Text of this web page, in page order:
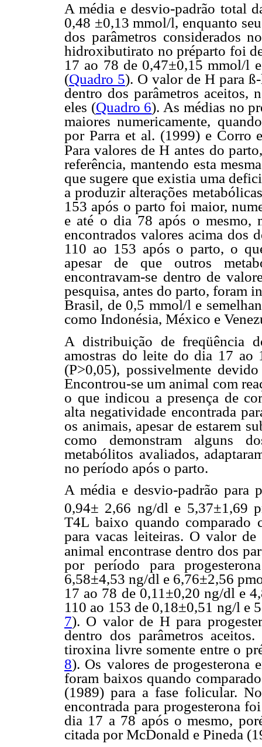
A média e desvio-padrão total
0,48 ±0,13 mmol/l, enquanto
dos parâmetros considerados
hidroxibutirato no préparto foi
17 ao 78 de 0,47±0,15 mmol/l
(Quadro 5). O valor de H para
dentro dos parâmetros aceitos,
eles (Quadro 6). As médias no
maiores numericamente,
por Parra et al. (1999) e Corro
Para valores de H antes do
referência, mantendo esta
que sugere que existia uma
a produzir alterações
153 após o parto foi maior,
e até o dia 78 após o mesmo,
encontrados valores acima dos
110 ao 153 após o parto, o
apesar de que outros
encontravam-se dentro de
pesquisa, antes do parto, foram
Brasil, de 0,5 mmol/l e
como Indonésia, México e
A distribuição de freqüência
amostras do leite do dia 17 ao
(P>0,05), possivelmente
Encontrou-se um animal com
o que indicou a presença de
alta negatividade encontrada
os animais, apesar de estarem
como demonstram alguns
metabólitos avaliados,
no período após o parto.
A média e desvio-padrão para
0,94± 2,66 ng/dl e 5,37±1,69
T4L baixo quando comparado
para vacas leiteiras. O valor
animal encontrase dentro dos
por período para
6,58±4,53 ng/dl e 6,76±2,56
17 ao 78 de 0,11±0,20 ng/dl e
110 ao 153 de 0,18±0,51 ng/l e
7). O valor de H para
dentro dos parâmetros
tiroxina livre somente entre o
8). Os valores de progesterona
foram baixos quando
(1989) para a fase folicular.
encontrada para progesterona
dia 17 a 78 após o mesmo,
citada por McDonald e Pineda